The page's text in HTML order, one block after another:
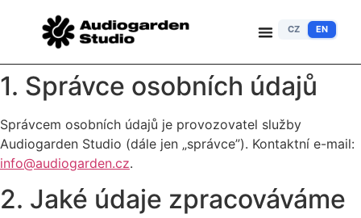
CZ EN
1. Správce osobních údajů
Správcem osobních údajů je provozovatel služby
Audiogarden Studio (dále jen „správce”). Kontaktní e-mail:
info@audiogarden.cz.
2. Jaké údaje zpracováváme